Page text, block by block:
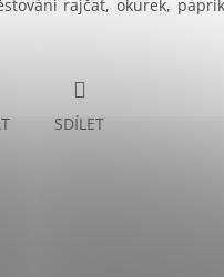
rajčat, okurek,
SDÍLET